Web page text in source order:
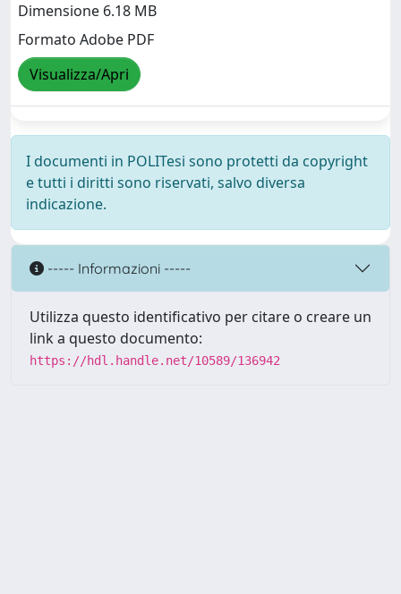
Dimensione 6.18 MB
Formato Adobe PDF
Visualizza/Apri
I documenti in POLITesi sono protetti da copyright
e tutti i diritti sono riservati, salvo diversa
indicazione.
----- Informazioni -----
Utilizza questo identificativo per citare o creare un
link a questo documento:
https://hdl.handle.net/10589/136942